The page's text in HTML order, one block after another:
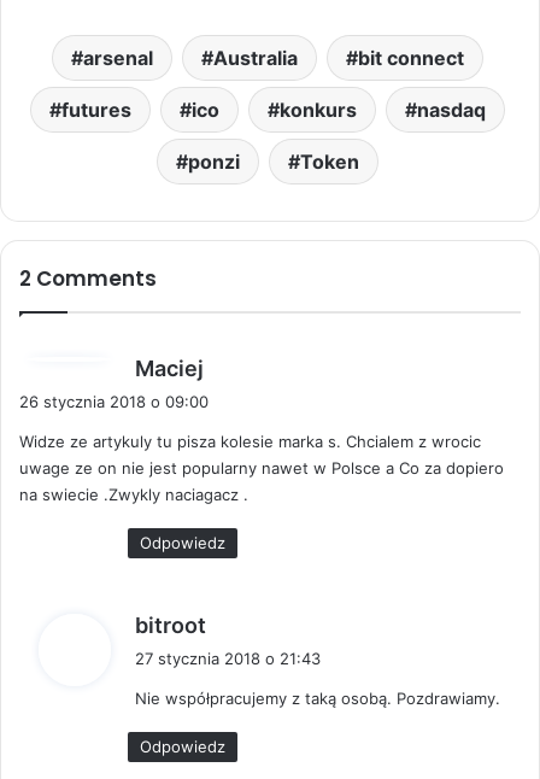
arsenal Australia bit connect
futures ico konkurs nasdaq
ponzi Token
2 Comments
Maciej
i
z
e
:
26 stycznia 2018 o 09:00
Widze ze artykuly tu pisza kolesie marka s. Chcialem z wrocic
uwage ze on nie jest popularny nawet w Polsce a Co za dopiero
na swiecie .Zwykly naciagacz .
Odpowiedz
bitroot
i
z
e
:
27 stycznia 2018 o 21:43
Nie współpracujemy z taką osobą. Pozdrawiamy.
Odpowiedz